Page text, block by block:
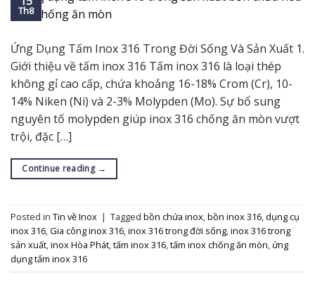
Th8
Ứng Dụng Tấm Inox 316 Trong Đời Sống Và Sản Xuất 1.
Giới thiệu về tấm inox 316 Tấm inox 316 là loại thép
không gỉ cao cấp, chứa khoảng 16-18% Crom (Cr), 10-
14% Niken (Ni) và 2-3% Molypden (Mo). Sự bổ sung
nguyên tố molypden giúp inox 316 chống ăn mòn vượt
trội, đặc […]
Continue reading →
Posted in Tin về Inox | Tagged bồn chứa inox,bồn inox 316,dụng cụ
inox 316,Gia công inox 316,inox 316 trong đời sống,inox 316 trong
sản xuất,inox Hòa Phát,tấm inox 316,tấm inox chống ăn mòn, ứng
dụng tấm inox 316